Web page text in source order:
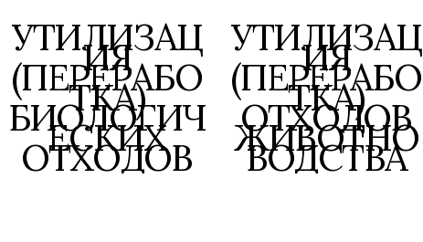
УТИЛИЗАЦ
ИЯ
(ПЕРЕРАБО
ТКА)
БИОЛОГИЧ
ЕСКИХ
ОТХОДОВ
УТИЛИЗАЦ
ИЯ
(ПЕРЕРАБО
ТКА)
ОТХОДОВ
ЖИВОТНО
ВОДСТВА